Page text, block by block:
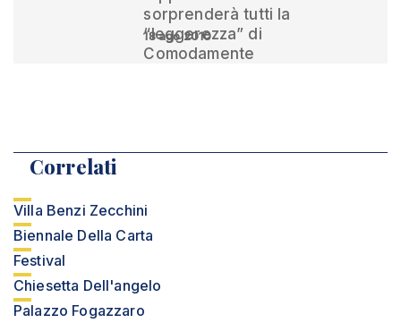
sorprenderà tutti la
“leggerezza” di
Comodamente
18 ago 2010
Correlati
Villa Benzi Zecchini
Biennale Della Carta
Festival
Chiesetta Dell'angelo
Palazzo Fogazzaro